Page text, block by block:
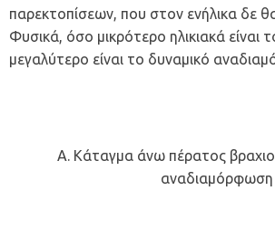
παρεκτοπίσεων, που στον ενήλικα δε
Φυσικά, όσο μικρότερο ηλικιακά είναι
μεγαλύτερο είναι το δυναμικό
Α. Κάταγμα άνω πέρατος
αναδιαμόρφωση